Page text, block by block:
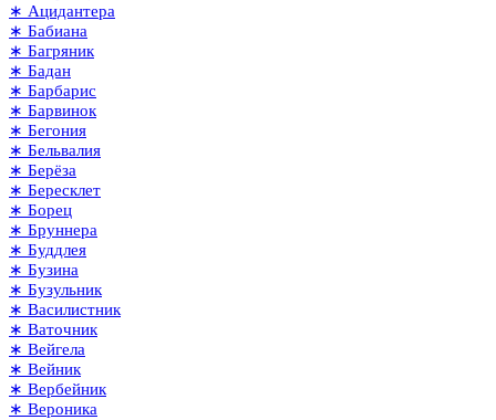
∗ Ацидантера
∗ Бабиана
∗ Багряник
∗ Бадан
∗ Барбарис
∗ Барвинок
∗ Бегония
∗ Бельвалия
∗ Берёза
∗ Бересклет
∗ Борец
∗ Бруннера
∗ Буддлея
∗ Бузина
∗ Бузульник
∗ Василистник
∗ Ваточник
∗ Вейгела
∗ Вейник
∗ Вербейник
∗ Вероника